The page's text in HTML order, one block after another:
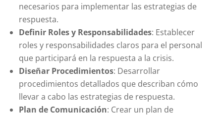
necesarios para implementar las estrategias de
respuesta.
Definir Roles y Responsabilidades: Establecer
roles y responsabilidades claros para el personal
que participará en la respuesta a la crisis.
Diseñar Procedimientos: Desarrollar
procedimientos detallados que describan cómo
llevar a cabo las estrategias de respuesta.
Plan de Comunicación: Crear un plan de